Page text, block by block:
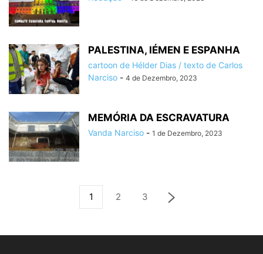
PALESTINA, IÉMEN E ESPANHA
cartoon de Hélder Dias / texto de Carlos
Narciso - 4 de Dezembro, 2023
MEMÓRIA DA ESCRAVATURA
Vanda Narciso - 1 de Dezembro, 2023
1 2 3